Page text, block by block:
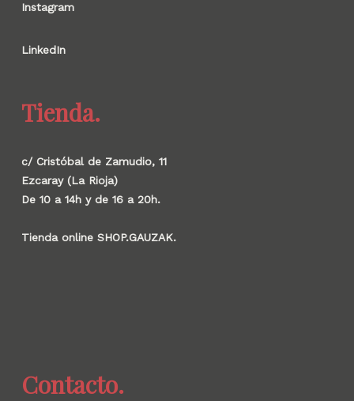
Instagram
LinkedIn
Tienda.
c/ Cristóbal de Zamudio, 11
Ezcaray (La Rioja)
De 10 a 14h y de 16 a 20h.
Tienda online SHOP.GAUZAK.
Contacto.